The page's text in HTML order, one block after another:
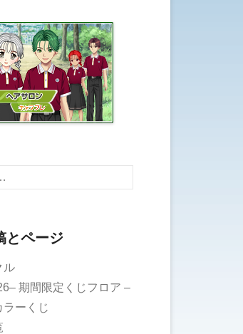
とページ
ル
期間限定くじフロア –
ーくじ